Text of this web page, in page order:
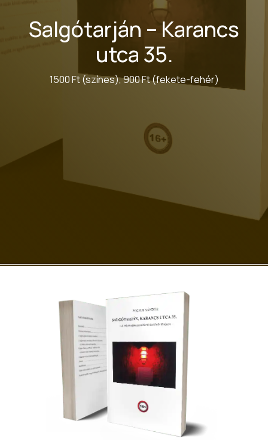
Salgótarján – Karancs
utca 35.
1500 Ft (színes), 900 Ft (fekete-fehér)